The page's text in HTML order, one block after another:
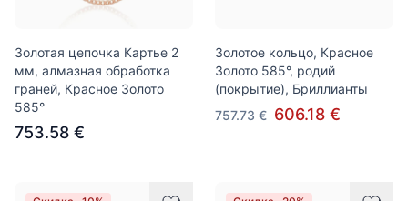
Золотая цепочка Картье 2
мм, алмазная обработка
граней, Красное Золото
585°
753.58 €
Золотое кольцо, Красное
Золото 585°, родий
(покрытие), Бриллианты
757.73 € 606.18 €